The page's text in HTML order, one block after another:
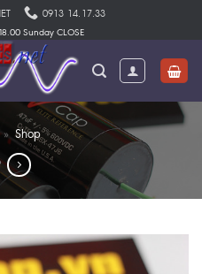
0913 14.17.33
Sunday CLOSE
» Shop